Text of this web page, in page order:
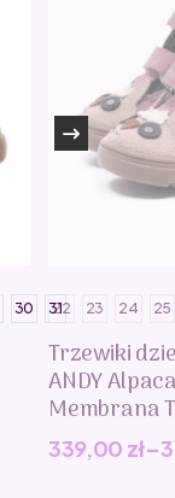
30
31
22 23 24 25
Trzewiki
ANDY
Membrana
339,00 zł–